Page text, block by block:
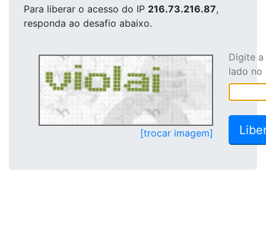
Para liberar o acesso do IP 216.73.216.87,
responda ao desafio abaixo.
[trocar imagem]
Digite
lado no